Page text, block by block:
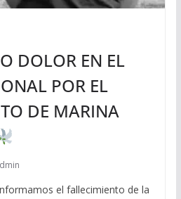
DOLOR EN EL
POR EL
DE MARINA
el fallecimiento de la